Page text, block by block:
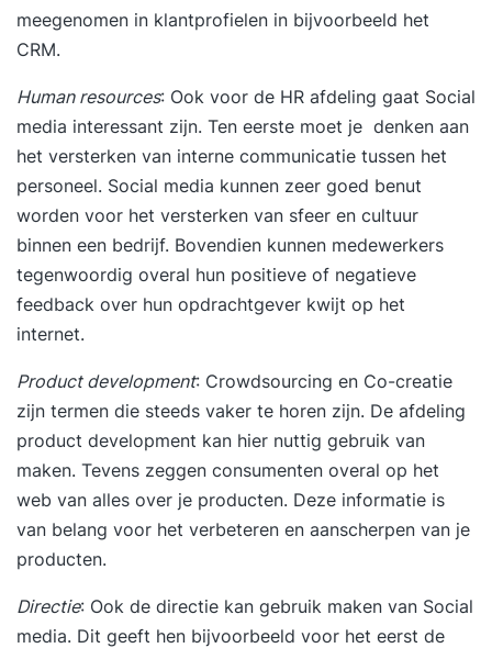
meegenomen in klantprofielen in bijvoorbeeld het
CRM.
Human resources: Ook voor de HR afdeling gaat Social
media interessant zijn. Ten eerste moet je denken aan
het versterken van interne communicatie tussen het
personeel. Social media kunnen zeer goed benut
worden voor het versterken van sfeer en cultuur
binnen een bedrijf. Bovendien kunnen medewerkers
tegenwoordig overal hun positieve of negatieve
feedback over hun opdrachtgever kwijt op het
internet.
Product development: Crowdsourcing en Co-creatie
zijn termen die steeds vaker te horen zijn. De afdeling
product development kan hier nuttig gebruik van
maken. Tevens zeggen consumenten overal op het
web van alles over je producten. Deze informatie is
van belang voor het verbeteren en aanscherpen van je
producten.
Directie: Ook de directie kan gebruik maken van Social
media. Dit geeft hen bijvoorbeeld voor het eerst de